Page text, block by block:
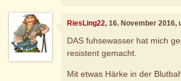
RiesLing22, 16. November 2016,
DAS fuhsewasser hat mich
resistent gemacht.
Mit etwas Härke in der